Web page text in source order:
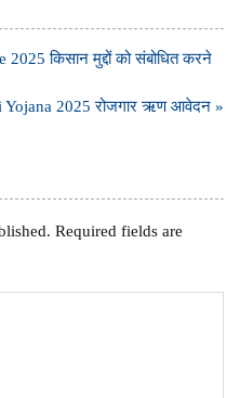
किसान मुद्दों को संबोधित करने
Yojana 2025 रोजगार ऋण आवेदन »
Required fields are